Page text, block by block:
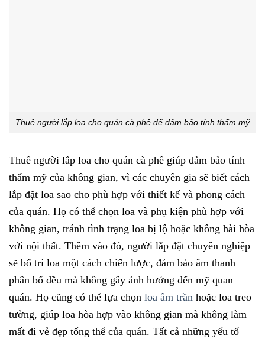
Thuê người lắp loa cho quán cà phê để đảm bảo tính thẩm mỹ
Thuê người lắp loa cho quán cà phê giúp đảm bảo tính
thẩm mỹ của không gian, vì các chuyên gia sẽ biết cách
lắp đặt loa sao cho phù hợp với thiết kế và phong cách
của quán. Họ có thể chọn loa và phụ kiện phù hợp với
không gian, tránh tình trạng loa bị lộ hoặc không hài hòa
với nội thất. Thêm vào đó, người lắp đặt chuyên nghiệp
sẽ bố trí loa một cách chiến lược, đảm bảo âm thanh
phân bố đều mà không gây ảnh hưởng đến mỹ quan
quán. Họ cũng có thể lựa chọn loa âm trần hoặc loa treo
tường, giúp loa hòa hợp vào không gian mà không làm
mất đi vẻ đẹp tổng thể của quán. Tất cả những yếu tố